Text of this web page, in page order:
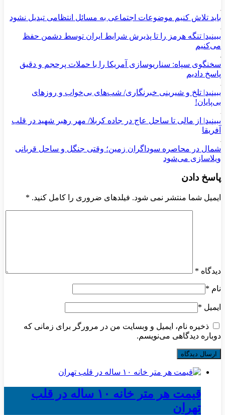
باید تلاش کنیم موضوعات اجتماعی به مسائل انتظامی تبدیل نشود
ببینید| تنگه هرمز را تا پذیرش شرایط ایران توسط دشمن حفظ
می‌کنیم
سخنگوی سپاه: سناریوسازی آمریکا را با حملات پرحجم‌‌ و دقیق‌
پاسخ دادیم
ببینید| تلخ و شیرینی خبرنگاری/‌ شب‌های بی‌خواب و روزهای
بی‌پایان!
ببینید| از مالی تا ساحل عاج در جاده کربلا/ مهر رهبر شهید در قلب
آفریقا
شمال در محاصره سوداگران زمین؛ وقتی جنگل و ساحل قربانی
ویلاسازی می‌شود
پاسخ دادن
ایمیل شما منتشر نمی شود. فیلدهای ضروری را کامل کنید. *
دیدگاه *
نام *
ایمیل *
ذخیره نام، ایمیل و وبسایت من در مرورگر برای زمانی که
دوباره دیدگاهی می‌نویسم.
قیمت هر متر خانه ۱۰ ساله در قلب
تهران